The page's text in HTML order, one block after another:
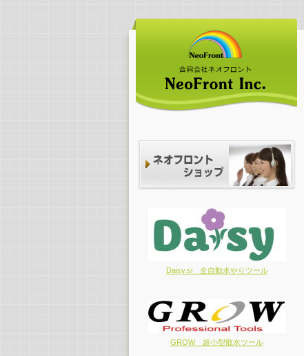
Daisy.si 全自動水やりツール
GROW 超小型散水ツール